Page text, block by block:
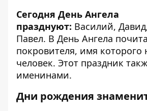
Сегодня День Ангела
празднуют: Василий,
Павел. В День Ангела
покровителя, имя которого
человек. Этот праздник
именинами.
Дни рождения